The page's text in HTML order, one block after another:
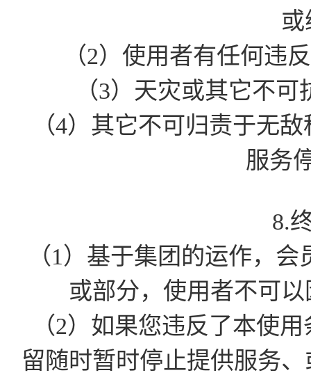
或
（2）使用者有任何违
（3）天灾或其它不
（4）其它不可归责于无
服务
8.
（1）基于集团的运作，
或部分，使用者不可
（2）如果您违反了本使
留随时暂时停止提供服务